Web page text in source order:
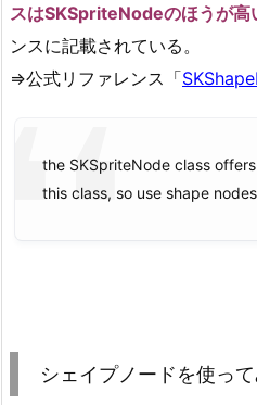
スはSKSpriteNodeのほうが高
ンスに記載されている。
⇒公式リファレンス「
the SKSpriteNode class
this class, so use shape
シェイプノードを使っ